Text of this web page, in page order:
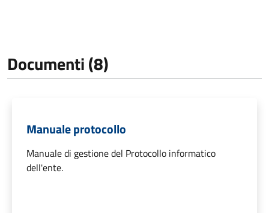
Documenti (8)
Manuale protocollo
Manuale di gestione del Protocollo informatico
dell'ente.